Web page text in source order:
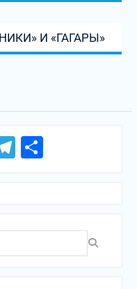
И «ГАГАРЫ»
Telegram